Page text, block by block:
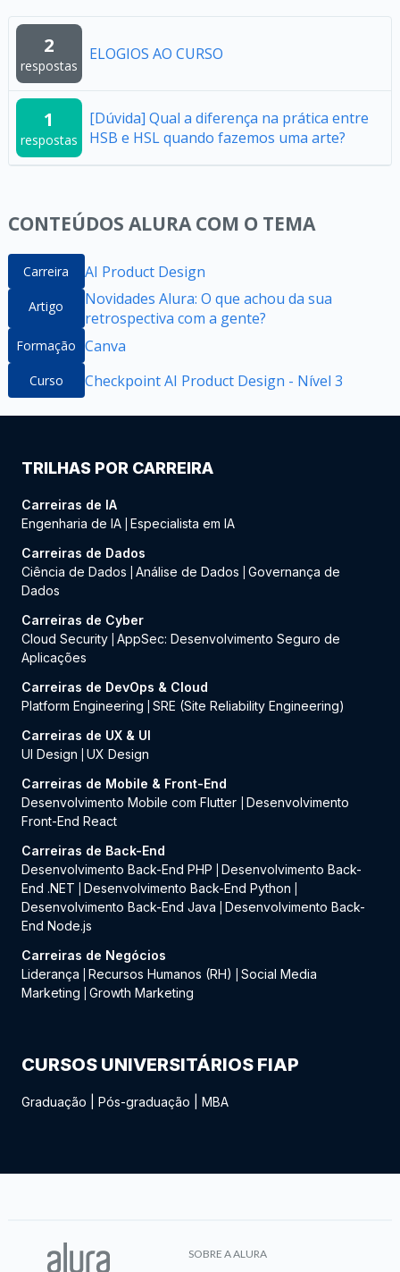
2
respostas
ELOGIOS AO CURSO
1
respostas
[Dúvida] Qual a diferença na prática entre
HSB e HSL quando fazemos uma arte?
CONTEÚDOS ALURA COM O TEMA
Carreira AI Product Design
Artigo
Novidades Alura: O que achou da sua
retrospectiva com a gente?
Formação Canva
Curso Checkpoint AI Product Design - Nível 3
TRILHAS POR CARREIRA
Carreiras de IA
Engenharia de IA Especialista em IA
Carreiras de Dados
Ciência de Dados
Análise de Dados
Governança de
Dados
Carreiras de Cyber
Cloud Security AppSec: Desenvolvimento Seguro de
Aplicações
Carreiras de DevOps & Cloud
Platform Engineering
SRE (Site Reliability Engineering)
Carreiras de UX & UI
UI Design
UX Design
Carreiras de Mobile & Front-End
Desenvolvimento Mobile com Flutter
Desenvolvimento
Front-End React
Carreiras de Back-End
Desenvolvimento Back-End PHP
Desenvolvimento Back-
End .NET
Desenvolvimento Back-End Python
Desenvolvimento Back-End Java
Desenvolvimento Back-
End Node.js
Carreiras de Negócios
Liderança
Recursos Humanos (RH)
Social Media
Marketing
Growth Marketing
CURSOS UNIVERSITÁRIOS FIAP
Graduação Pós-graduação MBA
SOBRE A ALURA